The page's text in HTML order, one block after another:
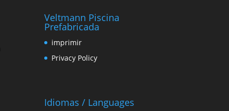
Veltmann Piscina
Prefabricada
imprimir
Privacy Policy
Idiomas / Languages